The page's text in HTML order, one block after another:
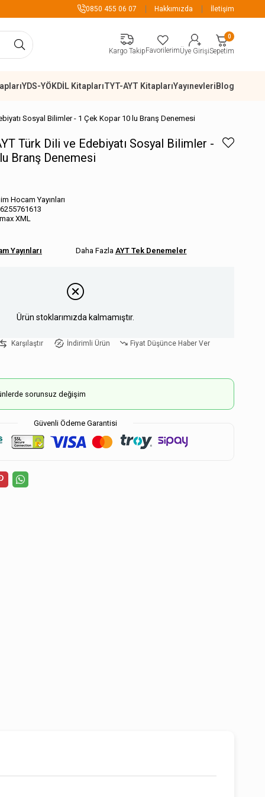
899 TL Üzeri
0850 455 06 07 Hakkımızda İletişim
Kargo TakipFavorilerimÜye GirişiSepetim
0
YDS-YÖKDİL KitaplarıTYT-AYT KitaplarıYayınevleriBlog
Sosyal Bilimler - 1 Çek Kopar 10 lu Branş Denemesi
Türk Dili ve Edebiyatı Sosyal Bilimler -
Branş Denemesi
Hocam Yayınları
XML
Yayınları AYT Tek Denemeler
Ürün stoklarımızda kalmamıştır.
Karşılaştır İndirimli Ürün Fiyat Düşünce Haber Ver
sorunsuz değişim
Güvenli Ödeme Garantisi